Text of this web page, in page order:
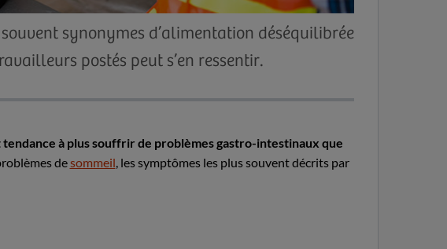
synonymes d’alimentation déséquilibrée
postés peut s’en ressentir.
à plus souffrir de problèmes gastro-intestinaux que
desommeil , les symptômes les plus souvent décrits par